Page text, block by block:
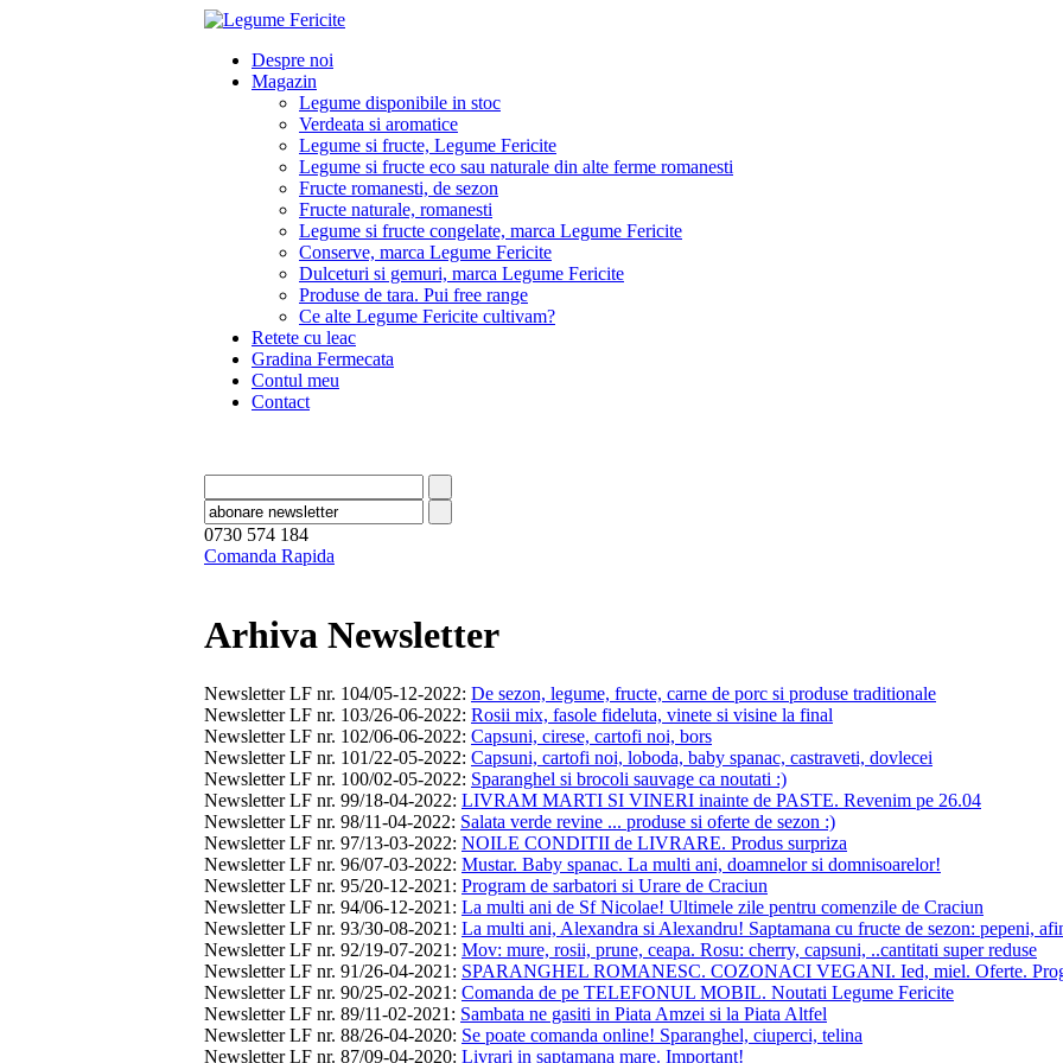
Despre noi
Magazin
Legume disponibile in stoc
Verdeata si aromatice
Legume si fructe, Legume Fericite
Legume si fructe eco sau naturale din alte ferme romanesti
Fructe romanesti, de sezon
Fructe naturale, romanesti
Legume si fructe congelate, marca Legume Fericite
Conserve, marca Legume Fericite
Dulceturi si gemuri, marca Legume Fericite
Produse de tara. Pui free range
Ce alte Legume Fericite cultivam?
Retete cu leac
Gradina Fermecata
Contul meu
Contact
0730 574 184
Comanda Rapida
Arhiva Newsletter
Newsletter LF nr. 104/05-12-2022: De sezon, legume, fructe, carne de porc si produse traditionale
Newsletter LF nr. 103/26-06-2022: Rosii mix, fasole fideluta, vinete si visine la final
Newsletter LF nr. 102/06-06-2022: Capsuni, cirese, cartofi noi, bors
Newsletter LF nr. 101/22-05-2022: Capsuni, cartofi noi, loboda, baby spanac, castraveti, dovlecei
Newsletter LF nr. 100/02-05-2022: Sparanghel si brocoli sauvage ca noutati :)
Newsletter LF nr. 99/18-04-2022: LIVRAM MARTI SI VINERI inainte de PASTE. Revenim pe 26.04
Newsletter LF nr. 98/11-04-2022: Salata verde revine ... produse si oferte de sezon :)
Newsletter LF nr. 97/13-03-2022: NOILE CONDITII de LIVRARE. Produs surpriza
Newsletter LF nr. 96/07-03-2022: Mustar. Baby spanac. La multi ani, doamnelor si domnisoarelor!
Newsletter LF nr. 95/20-12-2021 : Program de sarbatori si Urare de Craciun
Newsletter LF nr. 94/06-12-2021 : La multi ani de Sf Nicolae! Ultimele zile pentru comenzile de Craciun
Newsletter LF nr. 93/30-08-2021 : La multi ani, Alexandra si Alexandru! Saptamana cu fructe de sezon: pepeni,
Newsletter LF nr. 92/19-07-2021 : Mov: mure, rosii, prune, ceapa. Rosu: cherry, capsuni, ..cantitati super reduse
Newsletter LF nr. 91/26-04-2021 : SPARANGHEL ROMANESC. COZONACI VEGANI. Ied, miel. Oferte.
Newsletter LF nr. 90/25-02-2021 : Comanda de pe TELEFONUL MOBIL. Noutati Legume Fericite
Newsletter LF nr. 89/11-02-2021 : Sambata ne gasiti in Piata Amzei si la Piata Altfel
Newsletter LF nr. 88/26-04-2020: Se poate comanda online! Sparanghel, ciuperci, telina
Newsletter LF nr. 87/09-04-2020: Livrari in saptamana mare. Important!